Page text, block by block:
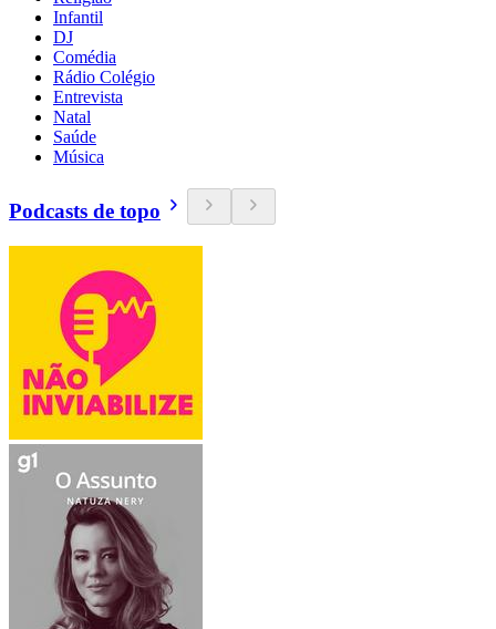
Infantil
DJ
Comédia
Rádio Colégio
Entrevista
Natal
Saúde
Música
Podcasts de topo